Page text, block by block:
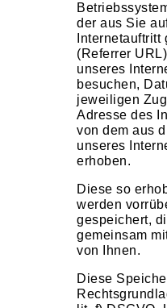
der aus Sie
(Referrer
unseres
besuchen,
jeweiligen
Adresse des
von dem aus
unseres
erhoben.
Diese so
werden
gespeichert,
gemeinsam
von Ihnen.
Diese